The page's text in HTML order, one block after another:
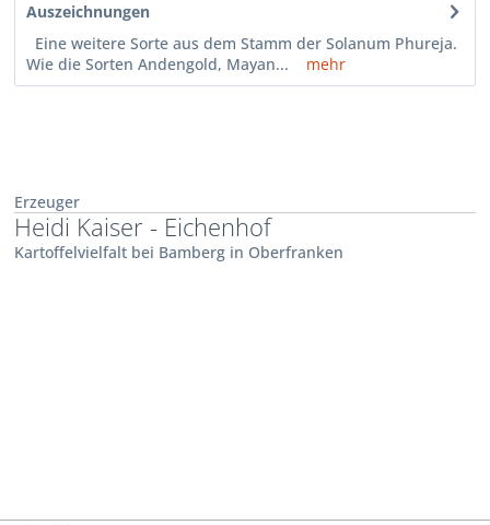
Auszeichnungen
Eine weitere Sorte aus dem Stamm der Solanum Phureja.
Wie die Sorten Andengold, Mayan...
mehr
Erzeuger
Heidi Kaiser - Eichenhof
Kartoffelvielfalt bei Bamberg in Oberfranken